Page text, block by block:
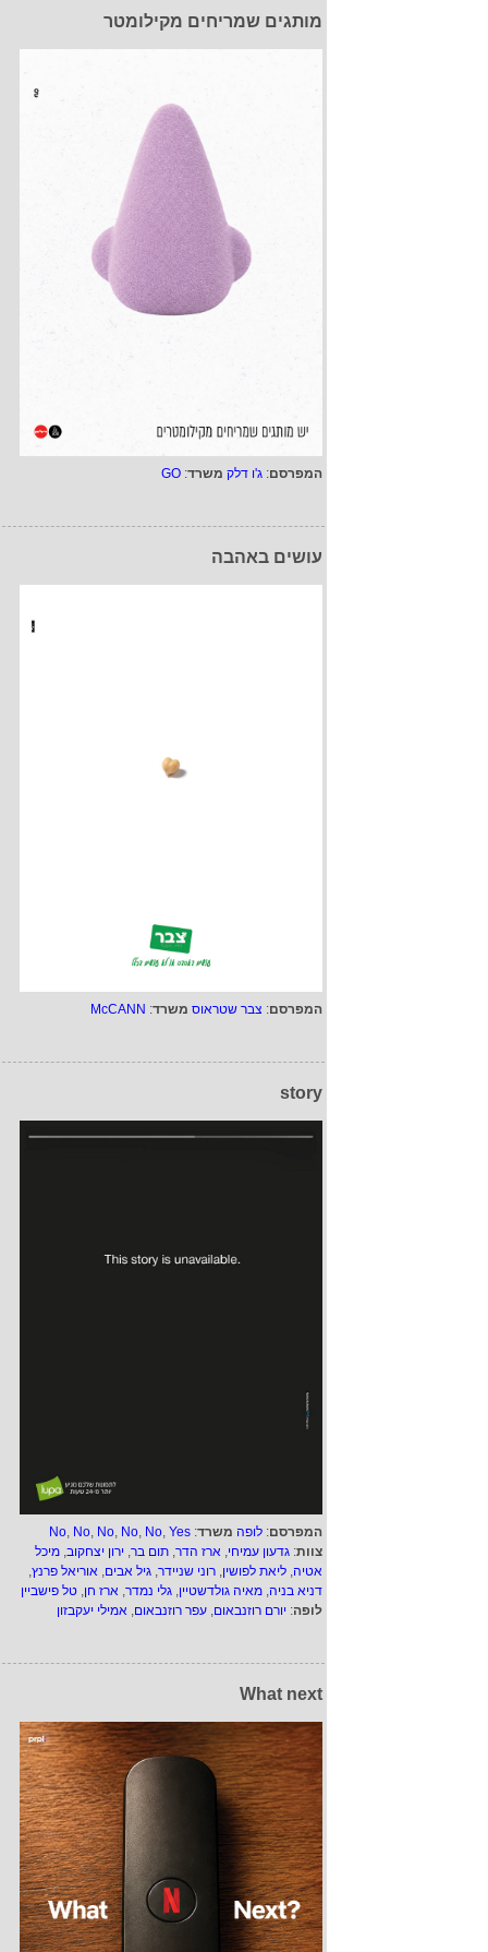
מותגים שמריחים מקילומטר
המפרסם: ג'ו דלק משרד:
GO
עושים באהבה
המפרסם: צבר שטראוס משרד:
McCANN
story
המפרסם: לופה משרד:
No, No, No, No, No, Yes
צוות: גדעון עמיחי, ארז הדר, תום בר, ירון יצחקוב, מיכל
אטיה, ליאת לפושין, רוני שניידר, גיל אבים, אוריאל פרנץ,
דניא בניה, מאיה גולדשטיין, גלי נמדר, ארז חן, טל פישביין
לופה: יורם רוזנבאום, עפר רוזנבאום, אמילי יעקבזון
What next